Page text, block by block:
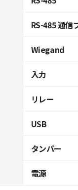
RS-485 通信
Wiegand
入力
リレー
USB
タンパー
電源